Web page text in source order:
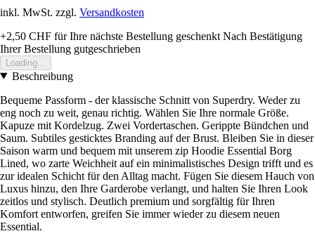
inkl. MwSt. zzgl. Versandkosten
+2,50 CHF für Ihre nächste Bestellung geschenkt Nach Bestätigung
Ihrer Bestellung gutgeschrieben
Loading...
Beschreibung
Bequeme Passform - der klassische Schnitt von Superdry. Weder zu
eng noch zu weit, genau richtig. Wählen Sie Ihre normale Größe.
Kapuze mit Kordelzug. Zwei Vordertaschen. Gerippte Bündchen und
Saum. Subtiles gesticktes Branding auf der Brust. Bleiben Sie in dieser
Saison warm und bequem mit unserem zip Hoodie Essential Borg
Lined, wo zarte Weichheit auf ein minimalistisches Design trifft und es
zur idealen Schicht für den Alltag macht. Fügen Sie diesem Hauch von
Luxus hinzu, den Ihre Garderobe verlangt, und halten Sie Ihren Look
zeitlos und stylisch. Deutlich premium und sorgfältig für Ihren
Komfort entworfen, greifen Sie immer wieder zu diesem neuen
Essential.